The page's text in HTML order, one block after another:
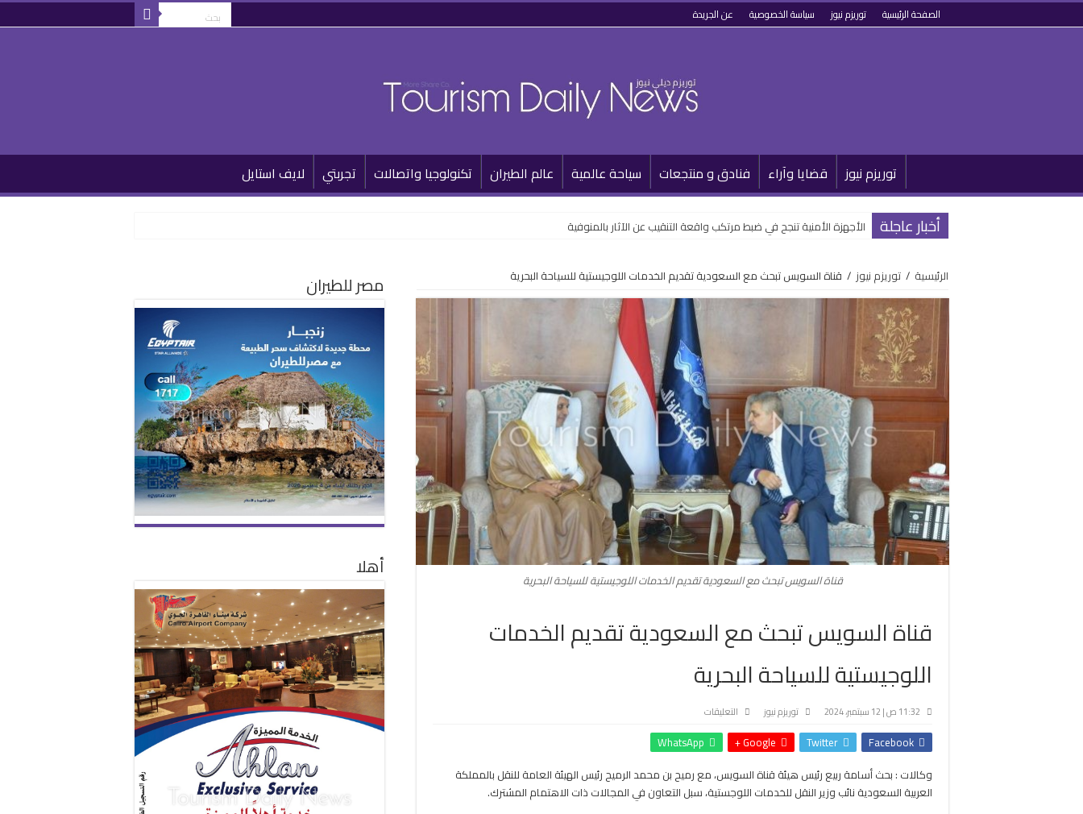
الصفحة الرئيسية توريزم نيوز سياسة الخصوصية عن الجريدة
توريزم نيوز قضايا وآراء فنادق و منتجعات سياحة عالمية عالم الطيران تكنولوجيا واتصالات تجربتي لايف استايل
أخبار عاجلة الأجهزة الأمنية تنجح في ضبط مرتكب واقعة التنقيب عن الآثار بالمنوفية
الرئيسية / توريزم نيوز / قناة السويس تبحث مع السعودية تقديم الخدمات اللوجيستية للسياحة البحرية
قناة السويس تبحث مع السعودية تقديم الخدمات اللوجيستية للسياحة البحرية
قناة السويس تبحث مع السعودية تقديم الخدمات
اللوجيستية للسياحة البحرية
11:32 ص | 12 سبتمبر، 2024 توريزم نيوز التعليقات
السويس
مع
السعودية
Facebook
Twitter
Google +
WhatsApp
وكالات : بحث أسامة ربيع رئيس هيئة قناة السويس، مع رميح بن محمد الرميح رئيس الهيئة العامة للنقل بالمملكة
العربية السعودية نائب وزير النقل للخدمات اللوجستية، سبل التعاون في المجالات ذات الاهتمام المشترك.
مصر للطيران
أهلا